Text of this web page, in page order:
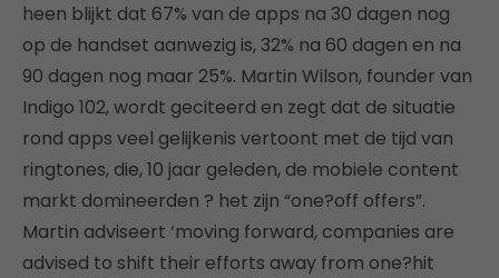
heen blijkt dat 67% van de apps na 30 dagen nog
op de handset aanwezig is, 32% na 60 dagen en na
90 dagen nog maar 25%. Martin Wilson, founder van
Indigo 102, wordt geciteerd en zegt dat de situatie
rond apps veel gelijkenis vertoont met de tijd van
ringtones, die, 10 jaar geleden, de mobiele content
markt domineerden ? het zijn “one?off offers”.
Martin adviseert ‘moving forward, companies are
advised to shift their efforts away from one?hit